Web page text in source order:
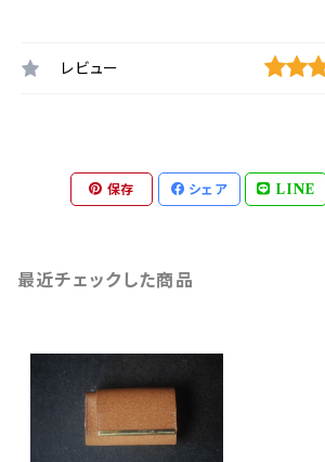
レビュー
保存 シェア LINE
最近チェックした商品